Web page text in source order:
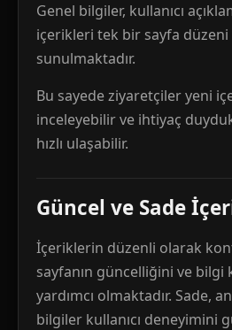
Genel bilgiler, kullanıcı
içerikleri tek bir sayfa
sunulmaktadır.
Bu sayede ziyaretçiler yeni
inceleyebilir ve ihtiyaç
hızlı ulaşabilir.
Güncel ve Sade
İçeriklerin düzenli olarak
sayfanın güncelliğini ve
yardımcı olmaktadır. Sade,
bilgiler kullanıcı deneyimini